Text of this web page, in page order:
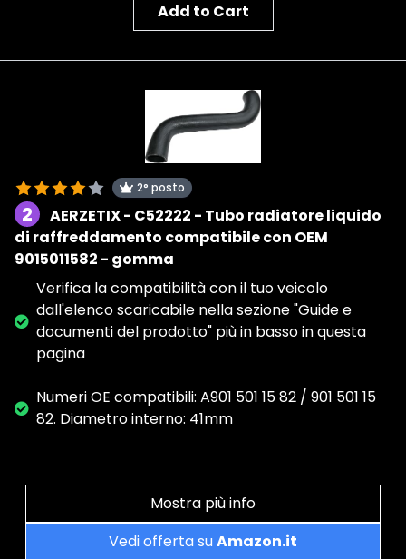
Add to Cart
2° posto
2
AERZETIX - C52222 - Tubo radiatore liquido
di raffreddamento compatibile con OEM
9015011582 - gomma
Verifica la compatibilità con il tuo veicolo
dall'elenco scaricabile nella sezione "Guide e
documenti del prodotto" più in basso in questa
pagina
Numeri OE compatibili: A901 501 15 82 / 901 501 15
82. Diametro interno: 41mm
Mostra più info
Vedi offerta suAmazon.it